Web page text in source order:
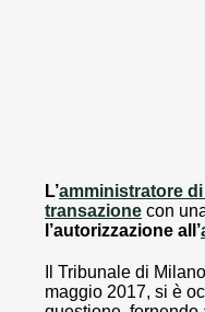
L’amministratore
transazione con
l’autorizzazione all’
Il Tribunale di
maggio 2017, si è